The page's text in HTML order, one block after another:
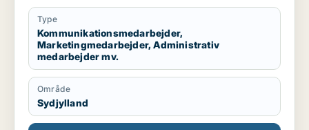
professionel B2B/B2C-kommunikation. Jeg har
konkret erfaring med håndtering af følsomme
persondata og kontraktindgåelse fra
forsikringsbranchen. Teknisk er jeg stærk med
certificering i Dynamics 365 (CRM), rutineret bruger
af Office 365/Google Workspace og skriver 75 ord i
minuttet med høj præcision.
Efter at være flyttet hjem til Danmark har jeg slået
rødder i Esbjerg, og jeg søger nu en stabil og
Type
Kommunikationsmedarbejder,
Marketingmedarbejder, Administrativ
medarbejder mv.
Område
Sydjylland